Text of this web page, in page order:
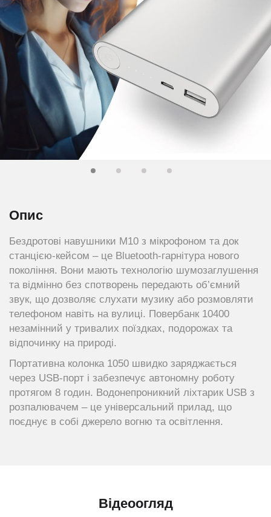
Опис
Бездротові навушники M10 з мікрофоном та док
станцією-кейсом – це Bluetooth-гарнітура нового
покоління. Вони мають технологію шумозаглушення
та відмінно без спотворень передають об’ємний
звук, що дозволяє слухати музику або розмовляти
телефоном навіть на вулиці. Повербанк 10400
незамінний у тривалих поїздках, подорожах та
відпочинку на природі.
Портативна колонка 1050 швидко заряджається
через USB-порт і забезпечує автономну роботу
протягом 8 годин. Водонепроникний ліхтарик USB з
розпалювачем – це універсальний прилад, що
поєднує в собі джерело вогню та освітлення.
Відеоогляд